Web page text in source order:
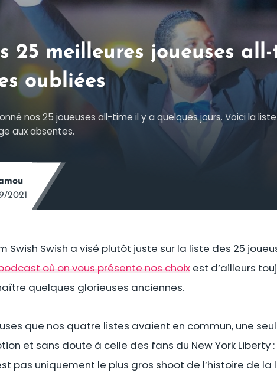
25 meilleures joueuses
oubliées
nos 25 joueuses all-time il y a quelques jours. Voici la
aux absentes.
2021
Swish Swish a visé plutôt juste sur la liste des 25
où on vous présente nos choix est d’ailleurs
quelques glorieuses anciennes.
que nos quatre listes avaient en commun, une
et sans doute à celle des fans du New York Liberty :
pas uniquement le plus gros shoot de l’histoire de